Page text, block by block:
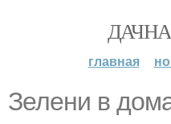
главная
Зелени в